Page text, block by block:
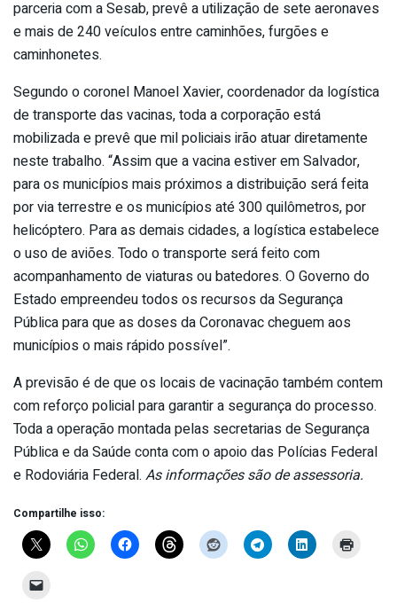
parceria com a Sesab, prevê a utilização de sete aeronaves
e mais de 240 veículos entre caminhões, furgões e
caminhonetes.
Segundo o coronel Manoel Xavier, coordenador da logística
de transporte das vacinas, toda a corporação está
mobilizada e prevê que mil policiais irão atuar diretamente
neste trabalho. “Assim que a vacina estiver em Salvador,
para os municípios mais próximos a distribuição será feita
por via terrestre e os municípios até 300 quilômetros, por
helicóptero. Para as demais cidades, a logística estabelece
o uso de aviões. Todo o transporte será feito com
acompanhamento de viaturas ou batedores. O Governo do
Estado empreendeu todos os recursos da Segurança
Pública para que as doses da Coronavac cheguem aos
municípios o mais rápido possível”.
A previsão é de que os locais de vacinação também contem
com reforço policial para garantir a segurança do processo.
Toda a operação montada pelas secretarias de Segurança
Pública e da Saúde conta com o apoio das Polícias Federal
e Rodoviária Federal. As informações são de assessoria.
Compartilhe isso: